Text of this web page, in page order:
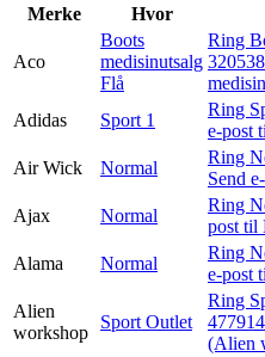
Ledige stillinger
Magasin
Merke
Hvor
Aco
Boots
medisinutsalg
Flå
Ring
Adidas
Sport 1
Ring
e-post
Air Wick
Normal
Ring
Send
Ajax
Normal
Ring
post til
Alama
Normal
Ring
e-post
Alien
workshop
Sport Outlet
Ring
(Alien